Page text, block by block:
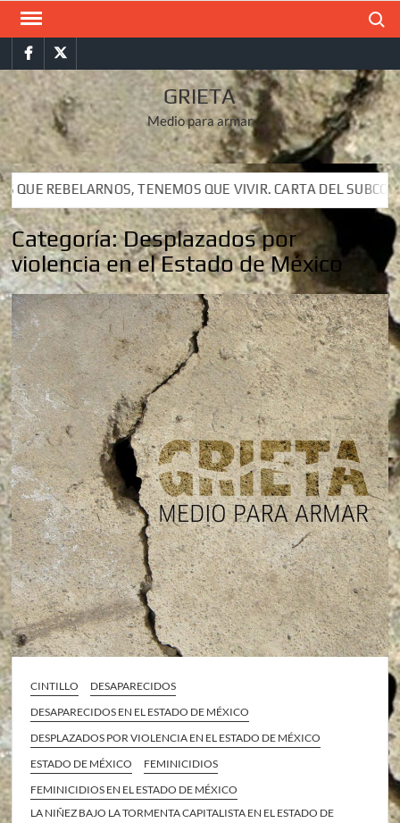
Saltar
contenidoFacebookTwitter
GRIETA
Medio para armar
QUE VIVIR. CARTA DEL SUBCOMANDANTE
QUE VIVIR. CARTA DEL SUBCOMANDANTE
Categoría:Desplazados por
violencia en el Estado de México
CINTILLO
DESAPARECIDOS
DESAPARECIDOS EN EL ESTADO DE MÉXICO
DESPLAZADOS POR VIOLENCIA EN EL ESTADO DE MÉXICO
ESTADO DE MÉXICO
FEMINICIDIOS
FEMINICIDIOS EN EL ESTADO DE MÉXICO
LA NIÑEZ BAJO LA TORMENTA CAPITALISTA EN EL ESTADO DE